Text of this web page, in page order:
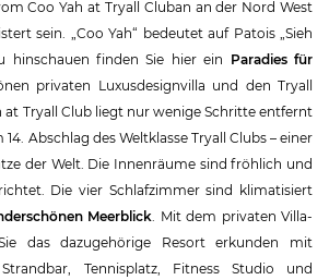
Coo Yah at Tryall Cluban an der Nord West
sein. „Coo Yah“ bedeutet auf Patois „Sieh
hinschauen finden Sie hier ein Paradies für
privaten Luxusdesignvilla und den Tryall
at Tryall Club liegt nur wenige Schritte entfernt
Abschlag des Weltklasse Tryall Clubs – einer
der Welt. Die Innenräume sind fröhlich und
Die vier Schlafzimmer sind klimatisiert
Meerblick. Mit dem privaten Villa-
das dazugehörige Resort erkunden mit
Tennisplatz, Fitness Studio und